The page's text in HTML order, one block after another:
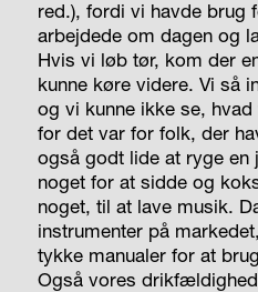
red.), fordi vi havde brug
arbejdede om dagen og
Hvis vi løb tør, kom der
kunne køre videre. Vi så
og vi kunne ikke se,
for det var for folk, der
også godt lide at ryge en
noget for at sidde og
noget, til at lave musik.
instrumenter på
tykke manualer for at
Også vores